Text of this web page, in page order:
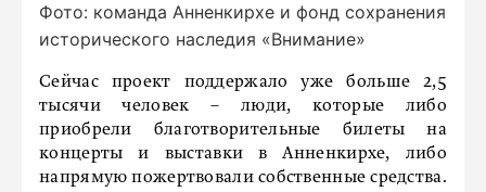
Фото: команда Анненкирхе и фонд сохранения
исторического наследия «Внимание»
Сейчас проект поддержало уже больше 2,5
тысячи человек – люди, которые либо
приобрели благотворительные билеты на
концерты и выставки в Анненкирхе, либо
напрямую пожертвовали собственные средства.